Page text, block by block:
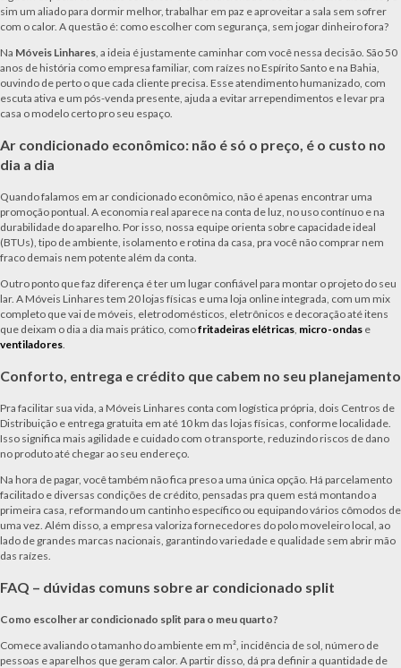
sim um aliado para dormir melhor, trabalhar em paz e aproveitar a sala sem sofrer
com o calor. A questão é: como escolher com segurança, sem jogar dinheiro fora?
Na Móveis Linhares, a ideia é justamente caminhar com você nessa decisão. São 50
anos de história como empresa familiar, com raízes no Espírito Santo e na Bahia,
ouvindo de perto o que cada cliente precisa. Esse atendimento humanizado, com
escuta ativa e um pós-venda presente, ajuda a evitar arrependimentos e levar pra
casa o modelo certo pro seu espaço.
Ar condicionado econômico: não é só o preço, é o custo no
dia a dia
Quando falamos em ar condicionado econômico, não é apenas encontrar uma
promoção pontual. A economia real aparece na conta de luz, no uso contínuo e na
durabilidade do aparelho. Por isso, nossa equipe orienta sobre capacidade ideal
(BTUs), tipo de ambiente, isolamento e rotina da casa, pra você não comprar nem
fraco demais nem potente além da conta.
Outro ponto que faz diferença é ter um lugar confiável para montar o projeto do seu
lar. A Móveis Linhares tem 20 lojas físicas e uma loja online integrada, com um mix
completo que vai de móveis, eletrodomésticos, eletrônicos e decoração até itens
que deixam o dia a dia mais prático, comofritadeiras elétricas, micro-ondas e
ventiladores.
Conforto, entrega e crédito que cabem no seu planejamento
Pra facilitar sua vida, a Móveis Linhares conta com logística própria, dois Centros de
Distribuição e entrega gratuita em até 10 km das lojas físicas, conforme localidade.
Isso significa mais agilidade e cuidado com o transporte, reduzindo riscos de dano
no produto até chegar ao seu endereço.
Na hora de pagar, você também não fica preso a uma única opção. Há parcelamento
facilitado e diversas condições de crédito, pensadas pra quem está montando a
primeira casa, reformando um cantinho específico ou equipando vários cômodos de
uma vez. Além disso, a empresa valoriza fornecedores do polo moveleiro local, ao
lado de grandes marcas nacionais, garantindo variedade e qualidade sem abrir mão
das raízes.
FAQ – dúvidas comuns sobre ar condicionado split
Como escolher ar condicionado split para o meu quarto?
Comece avaliando o tamanho do ambiente em m², incidência de sol, número de
pessoas e aparelhos que geram calor. A partir disso, dá pra definir a quantidade de